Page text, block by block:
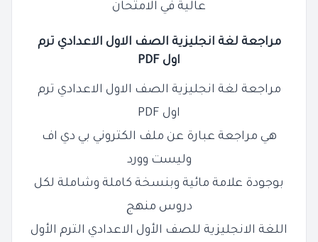
عالية في الامتحان
مراجعة لغة انجليزية الصف الاول الاعدادي ترم
اول PDF
مراجعة لغة انجليزية الصف الاول الاعدادي ترم
اول PDF
هي مراجعة عبارة عن ملف الكتروني بي دي اف
وليست وورد
بوجودة علامة مائية وبنسخة كاملة وشاملة لكل
دروس منهج
اللغة الانجليزية للصف الأول الاعدادي الترم الأول